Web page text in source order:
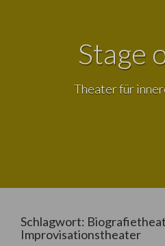
Stage
Theater für
Schlagwort:
Improvisationstheater